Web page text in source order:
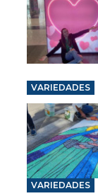
VARIEDADES
VARIEDADES